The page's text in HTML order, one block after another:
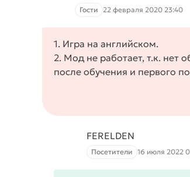
Гости 22 февраля 2020 23:40
1. Игра на английском.
2. Мод не работает, т.к. нет
после обучения и первого
FERELDEN
Посетители 16 июля 2022